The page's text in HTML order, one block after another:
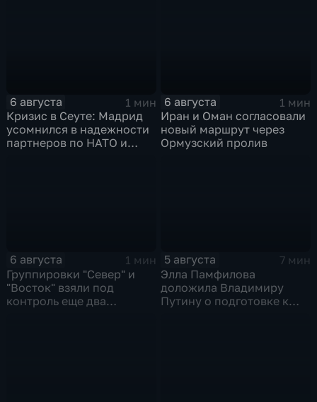
6 августа
1 мин
Кризис в Сеуте: Мадрид
усомнился в надежности
партнеров по НАТО и
6 августа
1 мин
Иран и Оман согласовали
новый маршрут через
Ормузский пролив
6 августа
1 мин
Группировки "Север" и
"Восток" взяли под
контроль еще два
5 августа
7 мин
Элла Памфилова
доложила Владимиру
Путину о подготовке к